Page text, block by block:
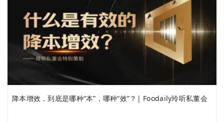
降本增效，到底是哪种“本”，哪种“效”？| Foodaily玲听私董会